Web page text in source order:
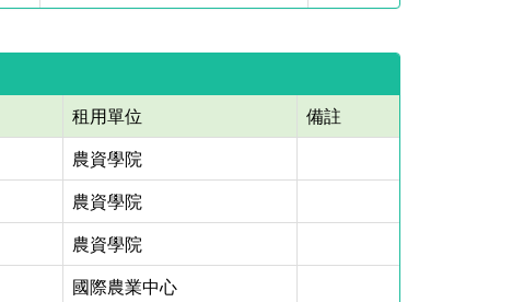
租用單位
備註
農資學院
農資學院
農資學院
國際農業中心